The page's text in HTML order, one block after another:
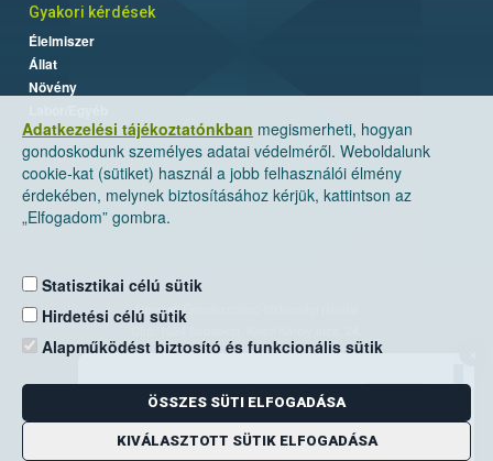
Adatkezelési tájékoztatónkban megismerheti, hogyan
gondoskodunk személyes adatai védelméről. Weboldalunk
cookie-kat (sütiket) használ a jobb felhasználói élmény
érdekében, melynek biztosításához kérjük, kattintson az
„Elfogadom” gombra.
Statisztikai célú sütik
Hirdetési célú sütik
Alapműködést biztosító és funkcionális sütik
ÖSSZES SÜTI ELFOGADÁSA
KIVÁLASZTOTT SÜTIK ELFOGADÁSA
Gyakori kérdések
Élelmiszer
Állat
Növény
Nemzeti Élelmiszerlánc-biztonsági Hivatal
Levelezési cím: 1525 Budapest. Pf. 30.
E-mail:ugyfelszolgalat@nebih.gov.hu
Zöld szám: 06-80/263-244
Telefon: 06-1/ 336-9000